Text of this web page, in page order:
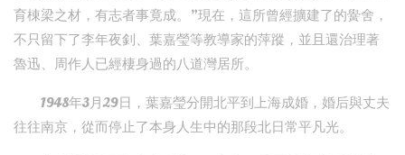
育棟梁之材，有志者事竟成。”現在，這所曾經擴建了的黌舍，
不只留下了李年夜釗、葉嘉瑩等教導家的萍蹤，並且還治理著
魯迅、周作人已經棲身過的八道灣居所。
1948年3月29日，葉嘉瑩分開北平到上海成婚，婚后與丈夫
往往南京，從而停止了本身人生中的那段北日常平凡光。